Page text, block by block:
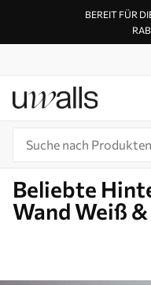
BEREIT FÜR
Beliebte
Wand Weiß